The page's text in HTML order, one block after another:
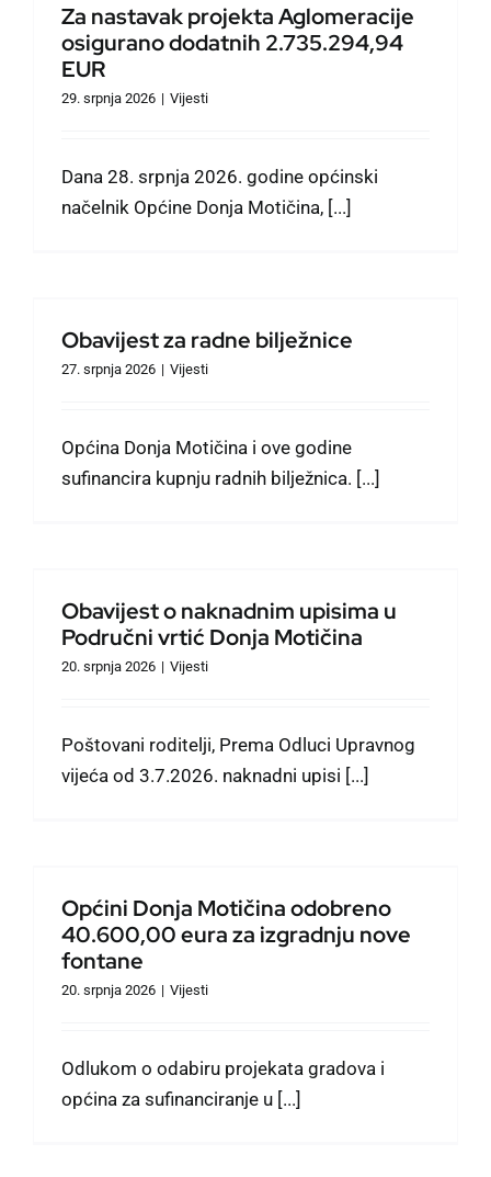
Civilna zaštita
Za nastavak projekta Aglomeracije
osigurano dodatnih 2.735.294,94
EUR
29. srpnja 2026 | Vijesti
Dana 28. srpnja 2026. godine općinski
načelnik Općine Donja Motičina, [...]
Obavijest za radne bilježnice
27. srpnja 2026 | Vijesti
Općina Donja Motičina i ove godine
sufinancira kupnju radnih bilježnica. [...]
Obavijest o naknadnim upisima u
Područni vrtić Donja Motičina
20. srpnja 2026 | Vijesti
Poštovani roditelji, Prema Odluci Upravnog
vijeća od 3.7.2026. naknadni upisi [...]
Općini Donja Motičina odobreno
40.600,00 eura za izgradnju nove
fontane
20. srpnja 2026 | Vijesti
Odlukom o odabiru projekata gradova i
općina za sufinanciranje u [...]